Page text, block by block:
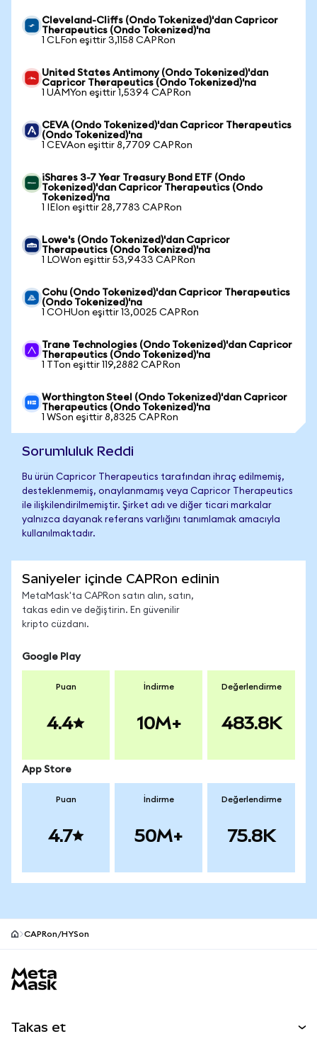
Cleveland-Cliffs (Ondo Tokenized)'dan Capricor
Therapeutics (Ondo Tokenized)'na
1 CLFon eşittir 3,1158 CAPRon
United States Antimony (Ondo Tokenized)'dan
Capricor Therapeutics (Ondo Tokenized)'na
1 UAMYon eşittir 1,5394 CAPRon
CEVA (Ondo Tokenized)'dan Capricor Therapeutics
(Ondo Tokenized)'na
1 CEVAon eşittir 8,7709 CAPRon
iShares 3-7 Year Treasury Bond ETF (Ondo
Tokenized)'dan Capricor Therapeutics (Ondo
Tokenized)'na
1 IEIon eşittir 28,7783 CAPRon
Lowe's (Ondo Tokenized)'dan Capricor
Therapeutics (Ondo Tokenized)'na
1 LOWon eşittir 53,9433 CAPRon
Cohu (Ondo Tokenized)'dan Capricor Therapeutics
(Ondo Tokenized)'na
1 COHUon eşittir 13,0025 CAPRon
Trane Technologies (Ondo Tokenized)'dan Capricor
Therapeutics (Ondo Tokenized)'na
1 TTon eşittir 119,2882 CAPRon
Worthington Steel (Ondo Tokenized)'dan Capricor
Therapeutics (Ondo Tokenized)'na
1 WSon eşittir 8,8325 CAPRon
Sorumluluk Reddi
Bu ürün Capricor Therapeutics tarafından ihraç edilmemiş,
desteklenmemiş, onaylanmamış veya Capricor Therapeutics
ile ilişkilendirilmemiştir. Şirket adı ve diğer ticari markalar
yalnızca dayanak referans varlığını tanımlamak amacıyla
kullanılmaktadır.
Saniyeler içinde CAPRon edinin
MetaMask'ta CAPRon satın alın, satın,
takas edin ve değiştirin. En güvenilir
kripto cüzdanı.
Google Play
Puan
4.4
İndirme
10M+
Değerlendirme
483.8K
App Store
Puan
4.7
İndirme
50M+
Değerlendirme
75.8K
CAPRon/HYSon
Takas et